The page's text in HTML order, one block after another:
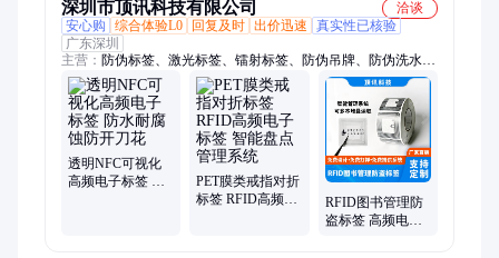
深圳市顶讯科技有限公司
洽谈
安心购
综合体验L0 回复及时 出价迅速
真实性已核验
广东深圳
主营： 防伪标签、激光标签、镭射标签、防伪吊牌、防伪洗水
唛、防伪包装袋、防伪包装盒、RFID标签、NFC标签、防伪系
统、一物一码、防伪门票
透明NFC可视化
高频电子标签 防
PET膜类戒指对折
标签 RFID高频电
RFID图书管理防
盗标签 高频电子